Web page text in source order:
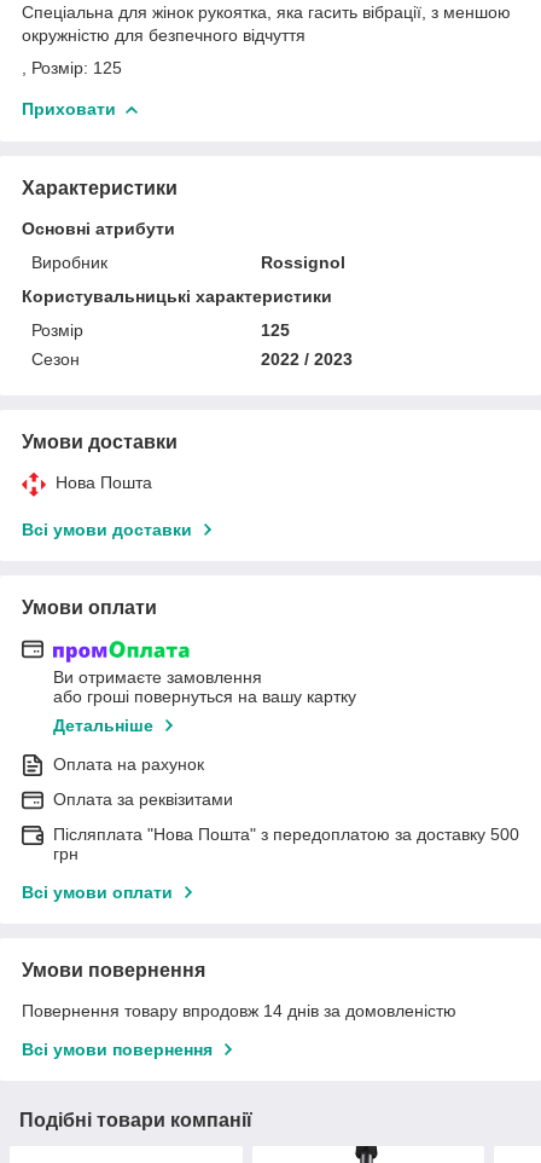
Спеціальна для жінок рукоятка, яка гасить вібрації, з меншою
окружністю для безпечного відчуття
, Розмір: 125
Приховати
Характеристики
Основні атрибути
Виробник
Rossignol
Користувальницькі характеристики
Розмір
125
Сезон
2022 / 2023
Умови доставки
Нова Пошта
Всі умови доставки
Умови оплати
Ви отримаєте замовлення
або гроші повернуться на вашу картку
Детальніше
Оплата на рахунок
Оплата за реквізитами
Післяплата "Нова Пошта" з передоплатою за доставку 500
грн
Всі умови оплати
Умови повернення
Повернення товару впродовж 14 днів за домовленістю
Всі умови повернення
Подібні товари компанії